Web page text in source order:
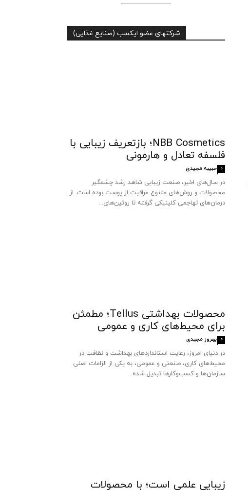
شرکتهای عضو ایکسب (صنایع غذایی)
NBB Cosmetics؛ بازتعریف زیبایی با
فلسفه تعادل و هارمونی
حبیبه مجیدی 0
در سال‌های اخیر، صنعت زیبایی شاهد رشد چشمگیر
محصولات و روش‌های متنوع مراقبت از پوست بوده است. از
درمان‌های تهاجمی کلینیکی گرفته تا روتین‌های...
محصولات بهداشتی Tellus؛ مطمئن
برای محیط‌های کاری و عمومی
بهروز مجیدی 0
در دنیای امروز، رعایت استانداردهای بهداشت و نظافت در
محیط‌های کاری، صنعتی و عمومی، به یکی از الزامات اصلی
سازمان‌ها و کسب‌وکارها تبدیل شده...
زیبایی علمی است؛ با محصولات